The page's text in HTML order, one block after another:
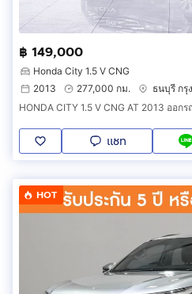
฿ 149,000
Honda City 1.5 V CNG
2013
277,000 กม.
ธนบุรี กรุ
แชท
HOT